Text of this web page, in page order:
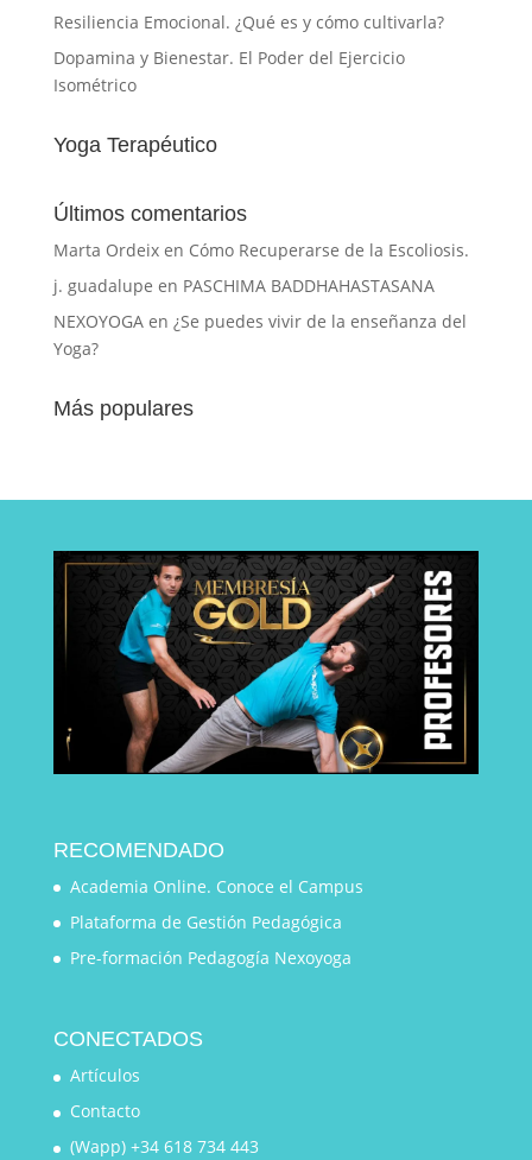
Resiliencia Emocional. ¿Qué es y cómo cultivarla?
Dopamina y Bienestar. El Poder del Ejercicio
Isométrico
Yoga Terapéutico
Últimos comentarios
Marta Ordeixen Cómo Recuperarse de la Escoliosis.
j. guadalupe en PASCHIMA BADDHAHASTASANA
NEXOYOGAen ¿Se puedes vivir de la enseñanza del
Yoga?
Más populares
RECOMENDADO
Academia Online. Conoce el Campus
Plataforma de Gestión Pedagógica
Pre-formación Pedagogía Nexoyoga
CONECTADOS
Artículos
Contacto
(Wapp) +34 618 734 443